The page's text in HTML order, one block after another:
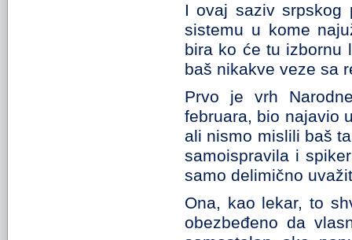
I ovaj saziv srpskog
sistemu u kome
bira ko će tu izbornu
baš nikakve veze sa
Prvo je vrh
februara, bio najavio
ali nismo mislili baš
samoispravila i
samo delimično
Ona, kao lekar, to
obezbeđeno da